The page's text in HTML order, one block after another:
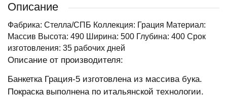
Описание
Фабрика: Стелла/СПБ Коллекция: Грация Материал:
Массив Высота: 490 Ширина: 500 Глубина: 400 Срок
изготовления: 35 рабочих дней
Описание от производителя:
Банкетка Грация-5 изготовлена из массива бука.
Покраска выполнена по итальянской технологии.